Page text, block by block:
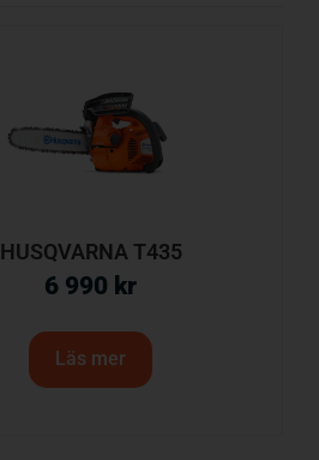
HUSQVARNA T435
6 990 kr
Läs mer